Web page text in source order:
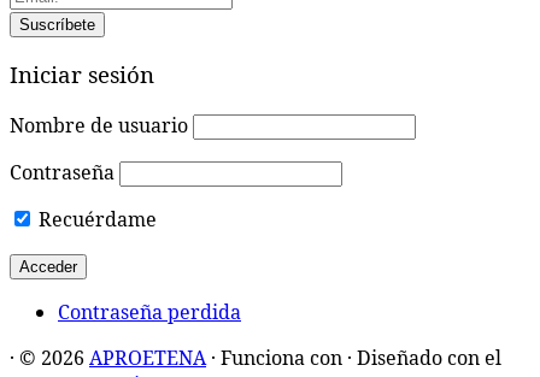
Iniciar sesión
Nombre de usuario
Contraseña
Recuérdame
Contraseña perdida
· © 2026 APROETENA· Funciona con · Diseñado con el